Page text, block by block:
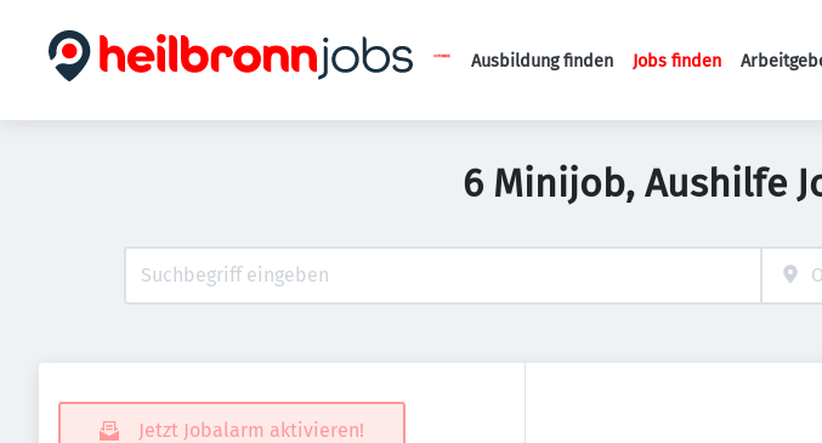
Haupt-
Ausbildung finden Jobs finden
6 Minijob, Aushilfe
Jetzt Jobalarm aktivieren!